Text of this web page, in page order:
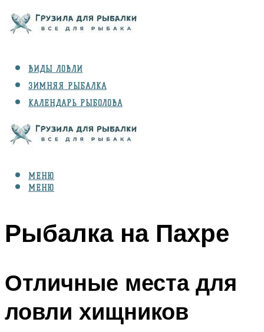
ВИДЫ ЛОВЛИ
ЗИМНЯЯ РЫБАЛКА
КАЛЕНДАРЬ РЫБОЛОВА
СНАРЯЖЕНИЕ
МЕНЮ
МЕНЮ
Рыбалка на Пахре
Отличные места для
ловли хищников